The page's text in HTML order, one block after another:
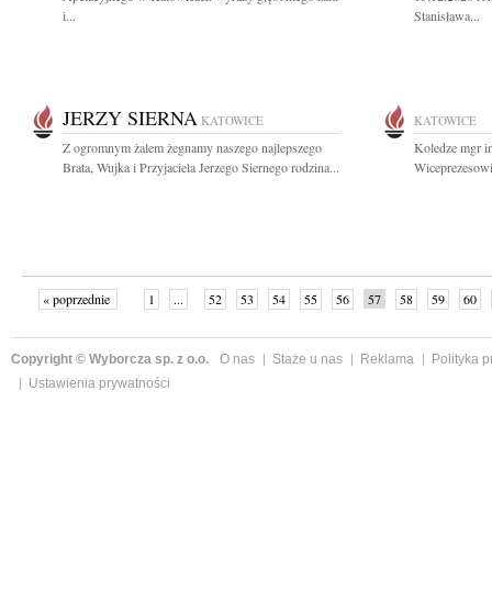
i...
Stanisława...
JERZY SIERNA KATOWICE
Z ogromnym żalem żegnamy naszego najlepszego
Brata, Wujka i Przyjaciela Jerzego Siernego rodzina...
KATOWICE
Koledze mgr
« poprzednie 1 ... 52 53 54 55 56 57 58 59
60
Copyright © Wyborcza sp. z o.o. O nas Staże u nas Reklama
Polityka
Ustawienia prywatności